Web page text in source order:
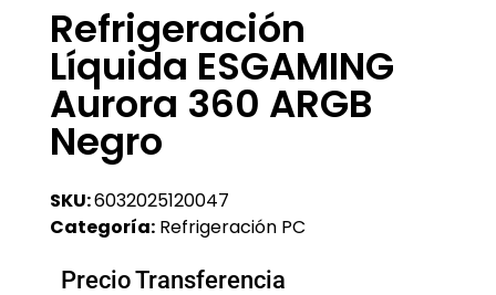
Refrigeración
Líquida ESGAMING
Aurora 360 ARGB
Negro
SKU:6032025120047
Categoría: Refrigeración PC
Precio Transferencia